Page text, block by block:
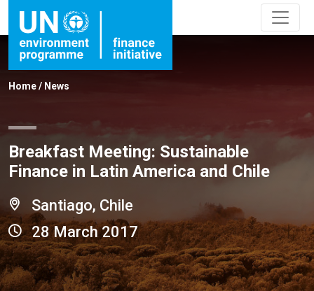
Home/ News
Breakfast Meeting: Sustainable
Finance in Latin America and Chile
Santiago, Chile
28 March 2017